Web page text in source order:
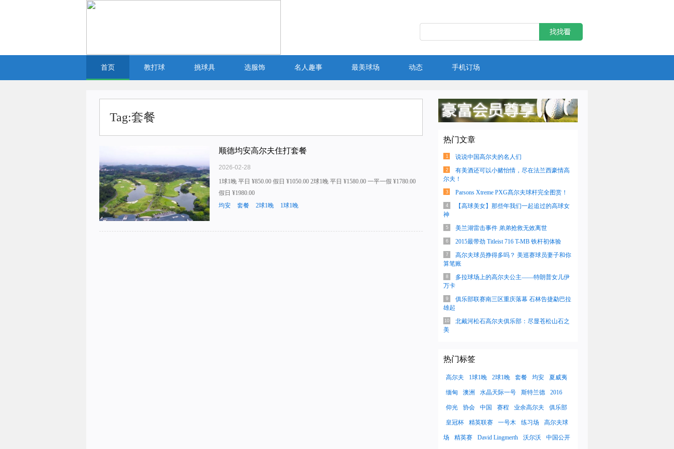
首页 教打球 挑球具 选服饰 名人趣事 最美球场 动态 手机订场
热门文章
1 说说中国高尔夫的名人们
2
有美酒还可以小赌怡情，尽在法兰西豪情高
尔夫！
3 Parsons Xtreme PXG髙尔夫球杆完全图赏！
4
【高球美女】那些年我们一起追过的高球女
神
5 美兰湖雷击事件 弟弟抢救无效离世
6 2015最带劲 Titleist 716 T-MB 铁杆初体验
7
高尔夫球员挣得多吗？ 美巡赛球员妻子和你
算笔账
8
多拉球场上的高尔夫公主——特朗普女儿伊
万卡
9
俱乐部联赛南三区重庆落幕 石林告捷勐巴拉
雄起
10
北戴河松石高尔夫俱乐部：尽显苍松山石之
美
热门标签
高尔夫 1球1晚 2球1晚 套餐 均安 夏威夷
缅甸 澳洲 水晶天际一号 斯特兰德 2016
仰光 协会 中国 赛程 业余高尔夫 俱乐部
皇冠杯 精英联赛 一号木 练习场 高尔夫球
场 精英赛 David Lingmerth 沃尔沃 中国公开
Tag:套餐
顺德均安高尔夫住打套餐
2026-02-28
1球1晚 平日 ¥850.00 假日 ¥1050.00 2球1晚 平日 ¥1580.00 一平一假 ¥1780.00
假日 ¥1980.00
均安
套餐 2球1晚 1球1晚